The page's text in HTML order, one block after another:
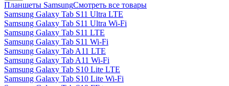
Планшеты SamsungСмотреть все товары
Samsung Galaxy Tab S11 Ultra LTE
Samsung Galaxy Tab S11 Ultra Wi-Fi
Samsung Galaxy Tab S11 LTE
Samsung Galaxy Tab S11 Wi-Fi
Samsung Galaxy Tab A11 LTE
Samsung Galaxy Tab A11 Wi-Fi
Samsung Galaxy Tab S10 Lite LTE
Samsung Galaxy Tab S10 Lite Wi-Fi